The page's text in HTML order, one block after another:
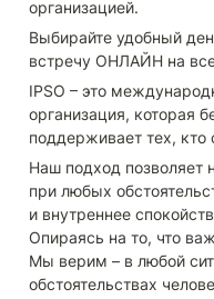
организацией.
Выбирайте удобный
встречу ОНЛАЙН на
IPSO – это
организация, которая
поддерживает тех, кто
Наш подход позволяет
при любых
и внутреннее
Опираясь на то, что
Мы верим – в любой
обстоятельствах